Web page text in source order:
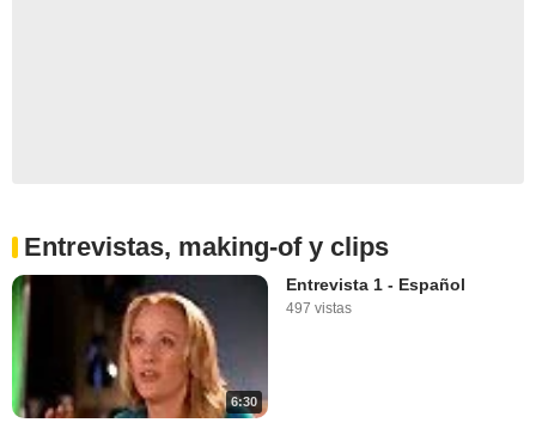
Entrevistas, making-of y clips
6:30
Entrevista 1 - Español
497 vistas